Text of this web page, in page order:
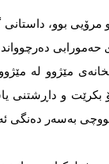
مرۆیی بوو،
مێژوو لە
و داڕشتنی
بەسەر دەنگی